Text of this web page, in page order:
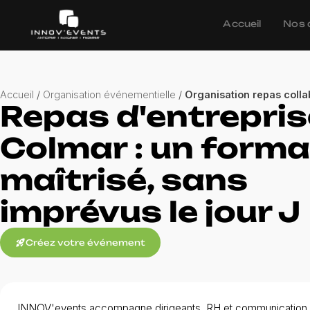
Accueil Nos
Accueil / Organisation événementielle / Organisation repas
Repas
Colmar : un
maîtrisé, sans
imprévus le jour J
rocket_launchCréez votre événement